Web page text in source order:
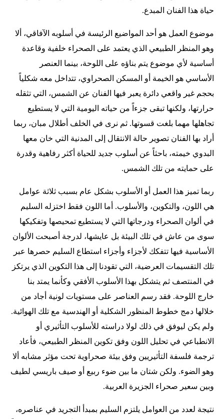
حياة هذا الفنان المبدع.
موضوع العمل هو أحد المواضيع الرئيسة في أسلوبه الآفاقي، ألا
وهو المنظر الطبيعي الذي يعتمد على الصحراء خلفية وقاعدة
أساسية لأي موضوع يتم بناؤه على اللوحة، بينما العنصر
الأساسي هو الخيمة أو المسكن الصحراوي، تتداخل معه شكلياً
بحجم غير واقعي دائرة يعبر فيها الفنان عن الشمس، التي تثقله
حرارتها، ولكنها تبقى جزءاً من حياته اليومية التي لا يستطيع
تجاهلها مهما بلغت قسوتها. ثم نرى في الخلف أطلال مبان، ربما
أراد بها الفنان تصوير حالة الانتقال إلى المدنية التي خان معها
البدوي خيمته، باحثاً عن أسلوب جديد للحياة أكثر رفاهية وقدرة
على حمايته من تلك الشمس.
ربما تميز هذا العمل أو الأسلوب بشكل عام بسبب ثلاثة عوامل
هي اللون، والتكوين، والأسلوب. أما اللون فقط اختزله السليم
في ألوان الصحراء ودرجاتها التي لا يستطيع تمحيصها وتفكيكها
سوى من عاش في تلك البيئة بل عايشها، لدرجة أصبحت الألوان
الأساسية فيها تتفكك لأجزاء وأجزاء استطاع السليم حصرها عبر
تلك التقسيمات العرضية، التي تقودنا إلى هذا التكوين الذي يرتكز
في المنتصف ثم يتشكل بهذا الأسلوب الأفقي وكأنما يمتد بنا
خارج اللوحة. فقد رسم العناصر على مستويات لونية أجاد من
خلالها دمج خطوط المنظور الشكلية أو الهندسية مع تلك الهوائية.
ولم يكن ليوفق في ذلك لولا دراسته للأسلوب التأثيري أو
الانطباعي في تحليل اللون وفق تكوين المنظر الطبيعي، فأعاد
ترجمة فلسفة التأثيريين وفق بيئة صحراوية تحت مؤثر مشابه ألا
وهو الضوء. ولكن شتان ما بين ضوء ربيع أو صيف باريسي لطيف
وبين سعير صحراء الجزيرة العربية.
نتيجة لعدد من العوامل يلتزم السليم بمبدأ التجريد في عناصره،